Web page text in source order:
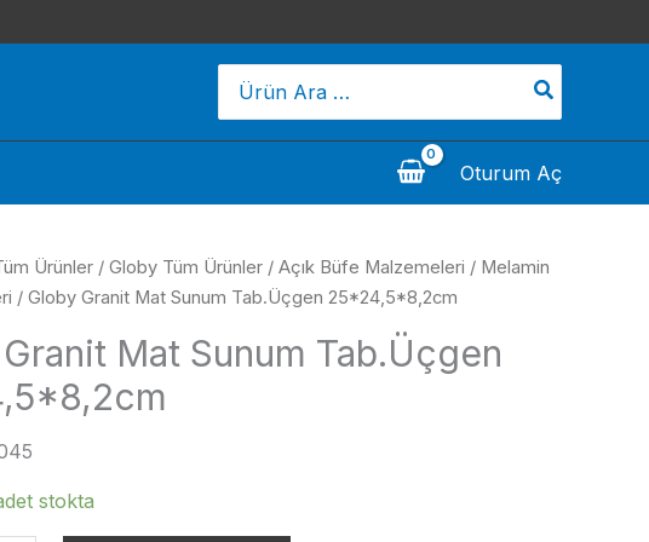
Search
for:
Oturum Aç
Ürünler / Globy Tüm Ürünler / Açık Büfe Malzemeleri / Melamin
/ Globy Granit Mat Sunum Tab.Üçgen 25*24,5*8,2cm
Mat Sunum Tab.Üçgen
stokta